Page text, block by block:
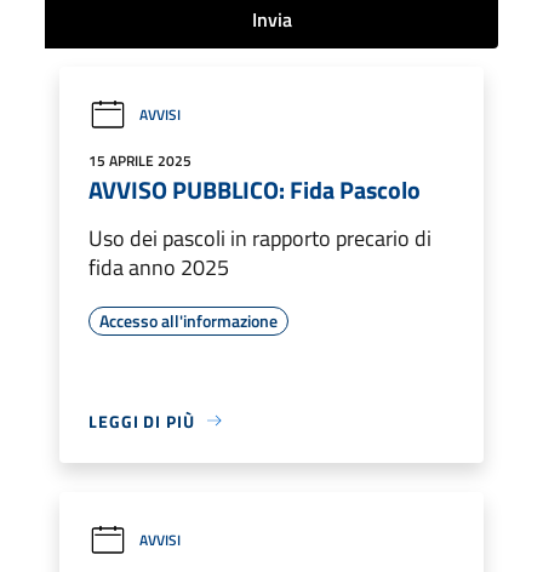
Invia
AVVISI
15 APRILE 2025
AVVISO PUBBLICO: Fida Pascolo
Uso dei pascoli in rapporto precario di
fida anno 2025
Accesso all'informazione
LEGGI DI PIÙ
AVVISI